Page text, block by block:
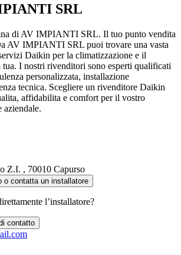
SRL
di AV IMPIANTI SRL. Il tuo punto vendita
AV IMPIANTI SRL puoi trovare una vasta
Daikin per la climatizzazione e il
tua. I nostri rivenditori sono esperti qualificati
personalizzata, installazione
tecnica. Scegliere un rivenditore Daikin
affidabilita e comfort per il vostro
aziendale.
Z.I. , 70010 Capurso
o contatta un installatore
l’installatore?
contatto